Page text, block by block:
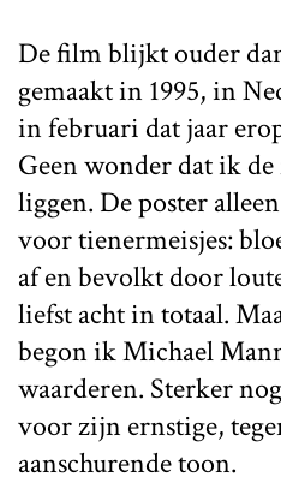
De film blijkt ouder
gemaakt in 1995, in
in februari dat jaar
Geen wonder dat ik
liggen. De poster
voor tienermeisjes:
af en bevolkt door
liefst acht in totaal.
begon ik Michael
waarderen. Sterker
voor zijn ernstige,
aanschurende toon.